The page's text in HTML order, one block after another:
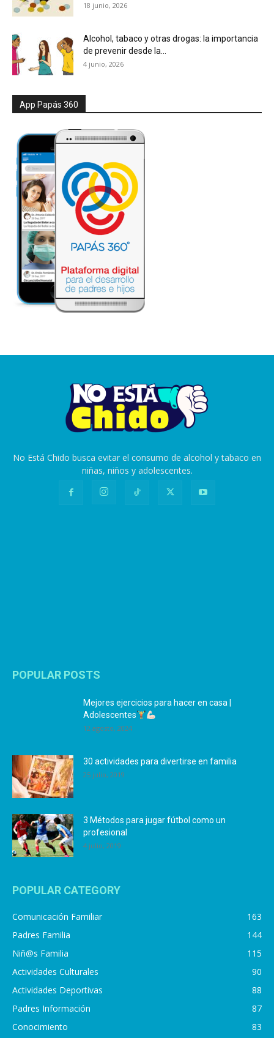
18 junio, 2026
Alcohol, tabaco y otras drogas: la importancia
de prevenir desde la...
4 junio, 2026
App Papás 360
No Está Chido busca evitar el consumo de alcohol y tabaco en
niñas, niños y adolescentes.
POPULAR POSTS
Mejores ejercicios para hacer en casa |
Adolescentes
12 agosto, 2024
30 actividades para divertirse en familia
25 julio, 2019
3 Métodos para jugar fútbol como un
profesional
4 julio, 2019
POPULAR CATEGORY
Comunicación Familiar
163
Padres Familia
144
Niñ@s Familia
115
Actividades Culturales
90
Actividades Deportivas
88
Padres Información
87
Conocimiento
83